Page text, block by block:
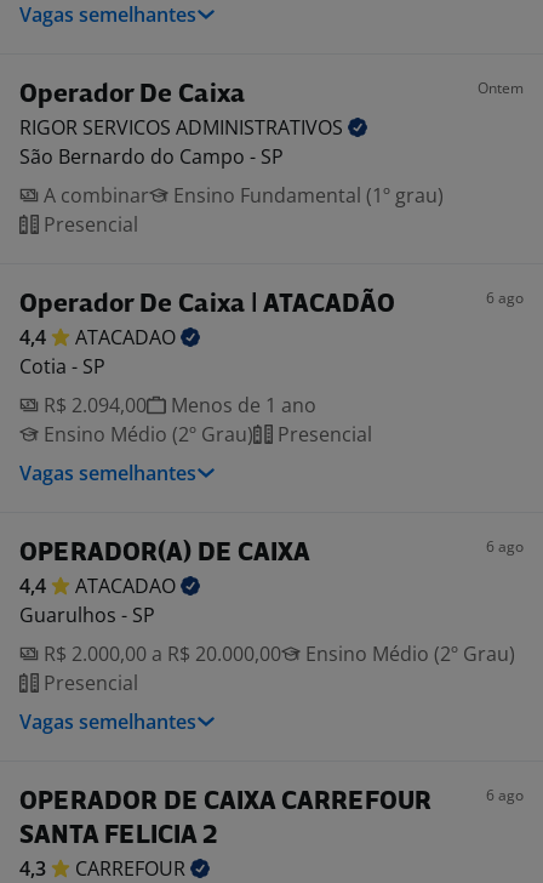
Vagas semelhantes
Operador De Caixa Ontem
RIGOR SERVICOS ADMINISTRATIVOS
São Bernardo do Campo - SP
A combinar
Ensino Fundamental (1º grau)
Presencial
Operador De Caixa | ATACADÃO 6 ago
4,4
ATACADAO
Cotia - SP
R$ 2.094,00
Menos de 1 ano
Ensino Médio (2º Grau)
Presencial
Vagas semelhantes
OPERADOR(A) DE CAIXA 6 ago
4,4
ATACADAO
Guarulhos - SP
R$ 2.000,00 a R$ 20.000,00
Ensino Médio (2º Grau)
Presencial
Vagas semelhantes
OPERADOR DE CAIXA CARREFOUR
SANTA FELICIA 2
6 ago
4,3
CARREFOUR